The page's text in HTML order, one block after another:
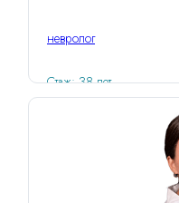
невролог
Стаж: 38 лет